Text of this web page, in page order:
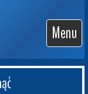
Menu